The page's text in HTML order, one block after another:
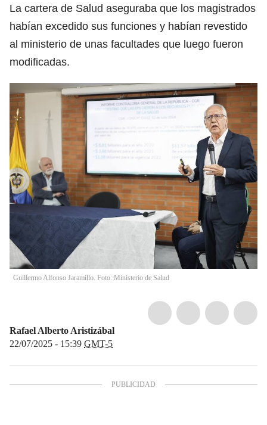
La cartera de Salud aseguraba que los magistrados
habían excedido sus funciones y habían revestido
al ministerio de unas facultades que luego fueron
modificadas.
Guillermo Alfonso Jaramillo. Foto: Ministerio de Salud
Rafael Alberto Aristizábal
22/07/2025 - 15:39 GMT-5